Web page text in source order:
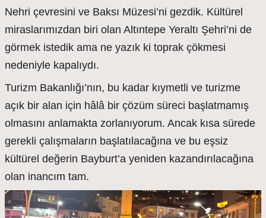
Nehri çevresini ve Baksı Müzesi’ni gezdik. Kültürel
miraslarımızdan biri olan Altıntepe Yeraltı Şehri’ni de
görmek istedik ama ne yazık ki toprak çökmesi
nedeniyle kapalıydı.
Turizm Bakanlığı’nın, bu kadar kıymetli ve turizme
açık bir alan için hâlâ bir çözüm süreci başlatmamış
olmasını anlamakta zorlanıyorum. Ancak kısa sürede
gerekli çalışmaların başlatılacağına ve bu eşsiz
kültürel değerin Bayburt’a yeniden kazandırılacağına
olan inancım tam.